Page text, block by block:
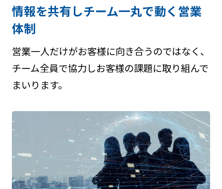
情報を共有しチーム一丸で動く営業
体制
営業一人だけがお客様に向き合うのではなく、
チーム全員で協力しお客様の課題に取り組んで
まいります。